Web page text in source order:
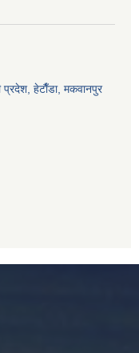
प्रदेश, हेटाैँडा, मकवानपुर